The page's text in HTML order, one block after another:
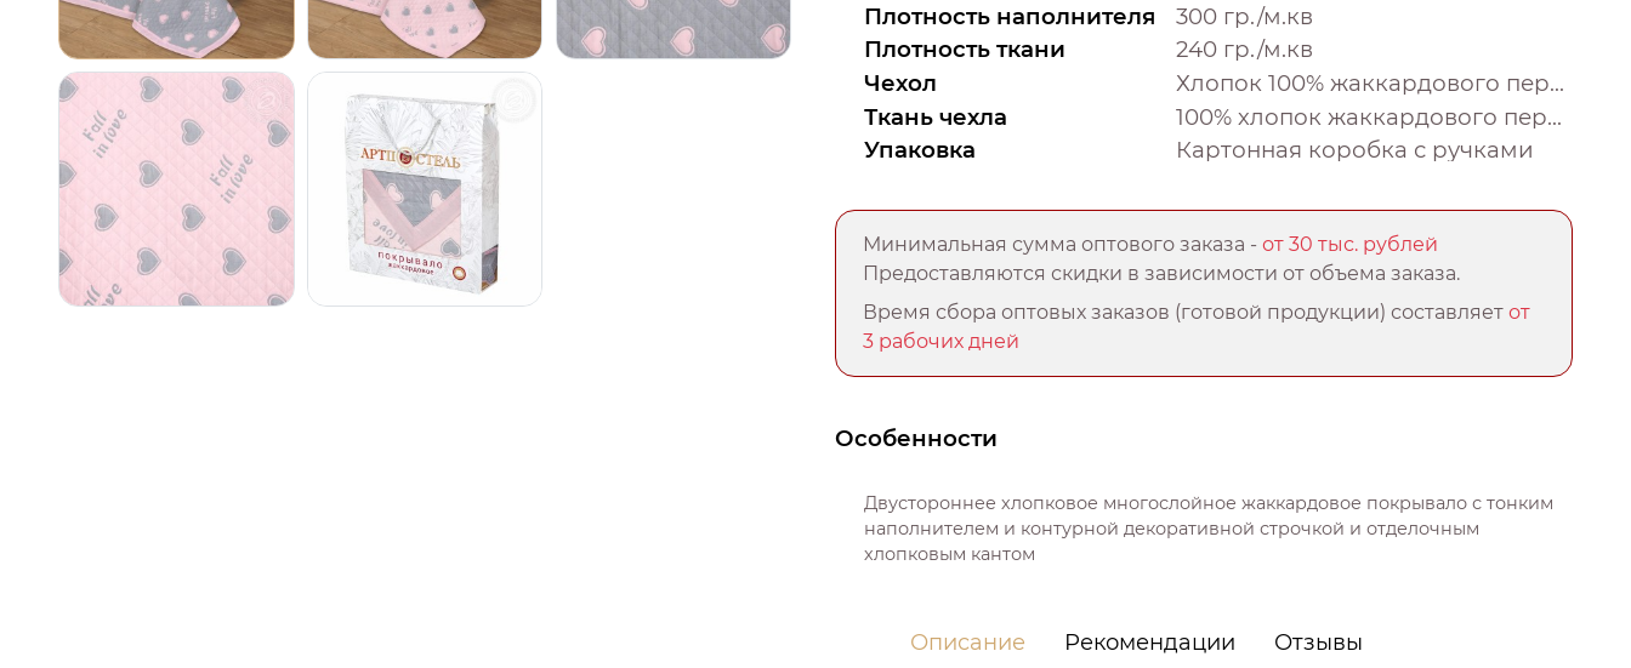
Плотность наполнителя
300 гр./м.кв
Плотность ткани
240 гр./м.кв
Чехол
Хлопок 100% жаккардового переплетения
Ткань чехла
100% хлопок жаккардового переплетения
Упаковка
Картонная коробка с ручками
Минимальная сумма оптового заказа -от 30 тыс. рублей
Предоставляются скидки в зависимости от объема заказа.
Время сбора оптовых заказов (готовой продукции) составляетот
3 рабочих дней
Особенности
Двустороннее хлопковое многослойное жаккардовое покрывало с тонким
наполнителем и контурной декоративной строчкой и отделочным
хлопковым кантом
Описание Рекомендации Отзывы